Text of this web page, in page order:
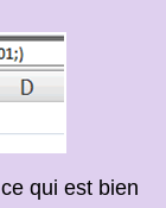
qui est bien